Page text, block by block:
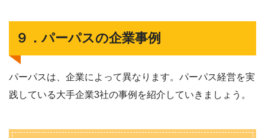
９．パーパスの企業事例
パーパスは、企業によって異なります。パーパス経営を実
践している大手企業3社の事例を紹介していきましょう。